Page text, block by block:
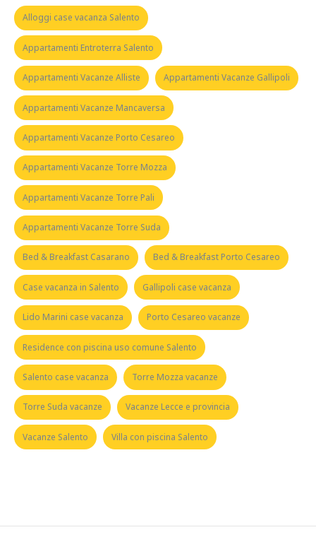
Alloggi case vacanza Salento
Appartamenti Entroterra Salento
Appartamenti Vacanze Alliste Appartamenti Vacanze Gallipoli
Appartamenti Vacanze Mancaversa
Appartamenti Vacanze Porto Cesareo
Appartamenti Vacanze Torre Mozza
Appartamenti Vacanze Torre Pali
Appartamenti Vacanze Torre Suda
Bed & Breakfast Casarano Bed & Breakfast Porto Cesareo
Case vacanza in Salento Gallipoli case vacanza
Lido Marini case vacanza Porto Cesareo vacanze
Residence con piscina uso comune Salento
Salento case vacanza Torre Mozza vacanze
Torre Suda vacanze Vacanze Lecce e provincia
Vacanze Salento Villa con piscina Salento